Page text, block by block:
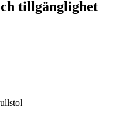
tillgänglighet